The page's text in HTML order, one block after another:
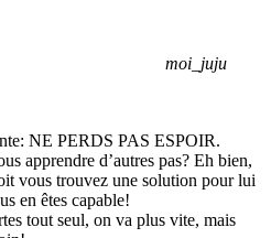
moi_juju
NE PERDS PAS ESPOIR.
apprendre d’autres pas? Eh bien,
vous trouvez une solution pour lui
en êtes capable!
tout seul, on va plus vite, mais